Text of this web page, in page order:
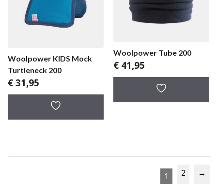
Woolpower KIDS Mock
Turtleneck 200
€31,95
Woolpower Tube 200
€ 41,95
1 2 →